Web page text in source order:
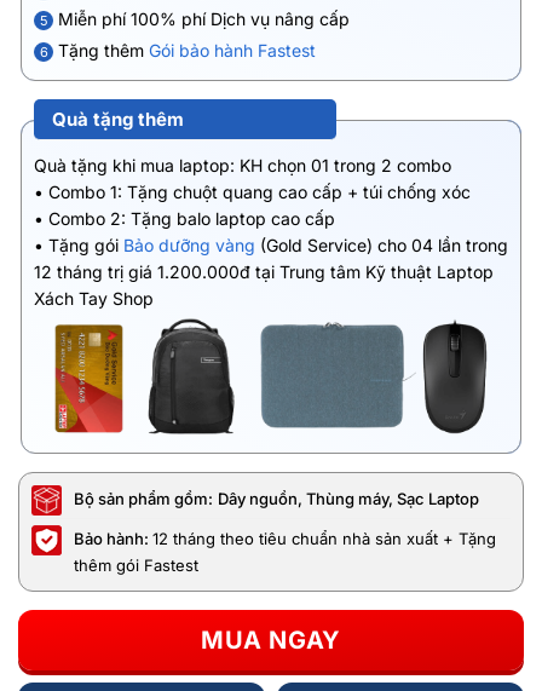
5 Miễn phí 100% phí Dịch vụ nâng cấp
6 Tặng thêm Gói bảo hành Fastest
Quà tặng thêm
Quà tặng khi mua laptop: KH chọn 01 trong 2 combo
• Combo 1: Tặng chuột quang cao cấp + túi chống xóc
• Combo 2: Tặng balo laptop cao cấp
• Tặng gói Bảo dưỡng vàng (Gold Service) cho 04 lần trong
12 tháng trị giá 1.200.000đ tại Trung tâm Kỹ thuật Laptop
Xách Tay Shop
Bộ sản phẩm gồm: Dây nguồn, Thùng máy, Sạc Laptop
Bảo hành: 12 tháng theo tiêu chuẩn nhà sản xuất + Tặng
thêm gói Fastest
MUA NGAY